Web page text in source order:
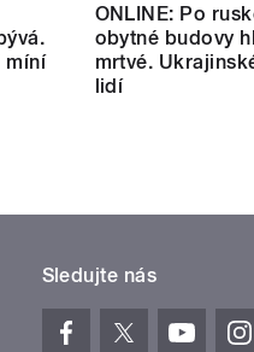
míní
ONLINE: Po
obytné budovy
mrtvé.
lidí
Sledujte nás